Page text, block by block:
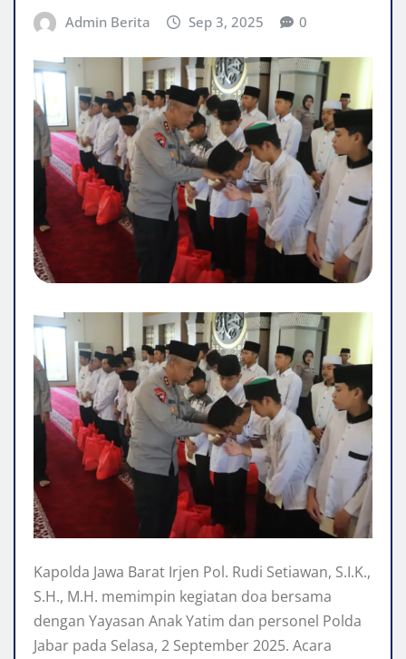
Admin Berita Sep 3, 2025 0
Kapolda Jawa Barat Irjen Pol. Rudi Setiawan, S.I.K.,
S.H., M.H. memimpin kegiatan doa bersama
dengan Yayasan Anak Yatim dan personel Polda
Jabar pada Selasa, 2 September 2025. Acara